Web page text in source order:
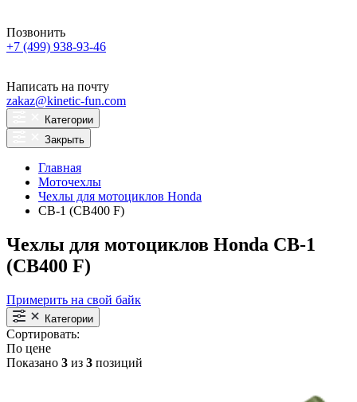
Позвонить
+7 (499) 938-93-46
Написать на почту
zakaz@kinetic-fun.com
Категории
Закрыть
Главная
Моточехлы
Чехлы для мотоциклов Honda
CB-1 (CB400 F)
Чехлы для мотоциклов Honda CB-1
(CB400 F)
Примерить на свой байк
Категории
Сортировать:
По цене
Показано 3 из 3 позиций